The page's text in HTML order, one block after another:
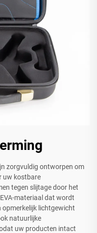
zorgvuldig ontworpen om
uw kostbare
tegen slijtage door het
materiaal dat wordt
opmerkelijk lichtgewicht
natuurlijke
uw producten intact